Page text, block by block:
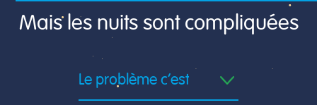
Mais les nuits sont compliquées